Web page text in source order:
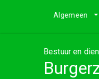
Algemeen
Bestuur en